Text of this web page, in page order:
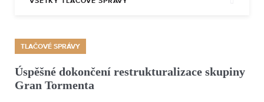
TLAČOVÉ SPRÁVY
Úspěšné dokončení restrukturalizace skupiny
Gran Tormenta